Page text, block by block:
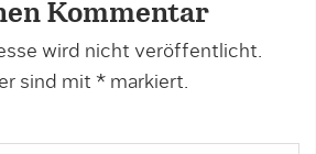
Kommentar
wird nicht veröffentlicht.
sind mit * markiert.